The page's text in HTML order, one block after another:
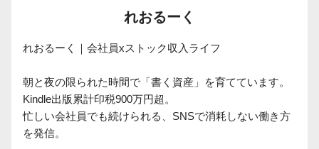
れおるーく
れおるーく｜会社員xストック収入ライフ
朝と夜の限られた時間で「書く資産」を育てています。
Kindle出版累計印税900万円超。
忙しい会社員でも続けられる、SNSで消耗しない働き方
を発信。